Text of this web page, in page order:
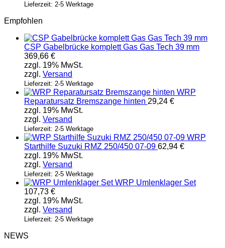
Lieferzeit: 2-5 Werktage
Empfohlen
CSP Gabelbrücke komplett Gas Gas Tech 39 mm
369,66 €
zzgl. 19% MwSt.
zzgl. Versand
Lieferzeit: 2-5 Werktage
WRP
Reparatursatz Bremszange hinten 29,24 €
zzgl. 19% MwSt.
zzgl. Versand
Lieferzeit: 2-5 Werktage
WRP
Starthilfe Suzuki RMZ 250/450 07-09 62,94 €
zzgl. 19% MwSt.
zzgl. Versand
Lieferzeit: 2-5 Werktage
WRP Umlenklager Set
107,73 €
zzgl. 19% MwSt.
zzgl. Versand
Lieferzeit: 2-5 Werktage
NEWS